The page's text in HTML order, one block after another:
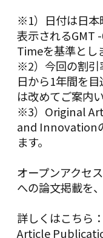
※1）日付は日本
表示される
Timeを基準とし
※2）今回の割引
日から1年間を
は改めてご案内
※3）Original
and Innovation
ます。
オープンアクセ
への論文掲載を
詳しくはこちら：
Article